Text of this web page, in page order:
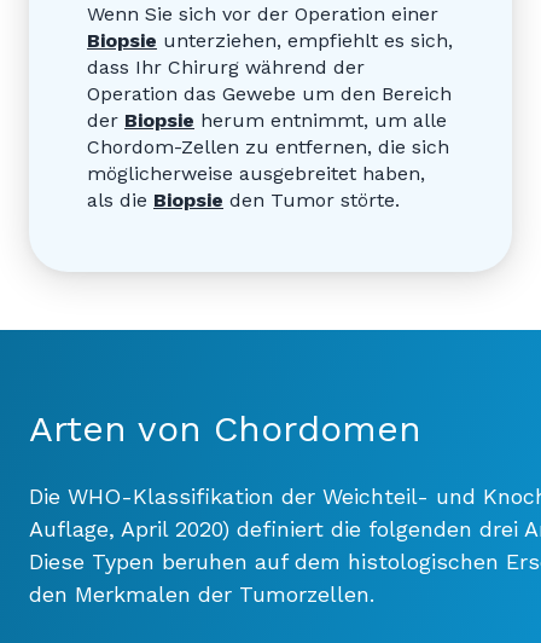
Wenn Sie sich vor der Operation einer
Biopsie unterziehen, empfiehlt es sich,
dass Ihr Chirurg während der
Operation das Gewebe um den Bereich
der Biopsie herum entnimmt, um alle
Chordom-Zellen zu entfernen, die sich
möglicherweise ausgebreitet haben,
als die Biopsie den Tumor störte.
Arten von Chordomen
Die WHO-Klassifikation der Weichteil- und
Auflage, April 2020) definiert die folgenden drei
Diese Typen beruhen auf dem histologischen
den Merkmalen der Tumorzellen.